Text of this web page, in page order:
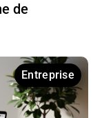
de
Entreprise